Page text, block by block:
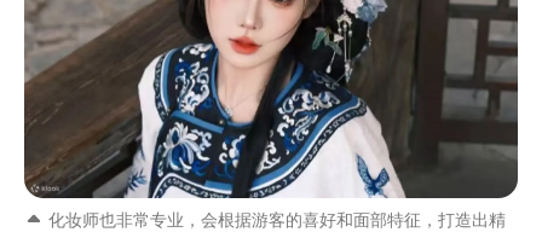
化妆师也非常专业，会根据游客的喜好和面部特征，打造出精